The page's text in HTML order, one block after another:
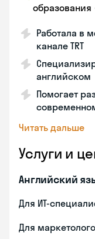
образования
Работала в
канале TRT
английском
Помогает
Читать дальше
Услуги и
Английский
Для ИТ-
Для